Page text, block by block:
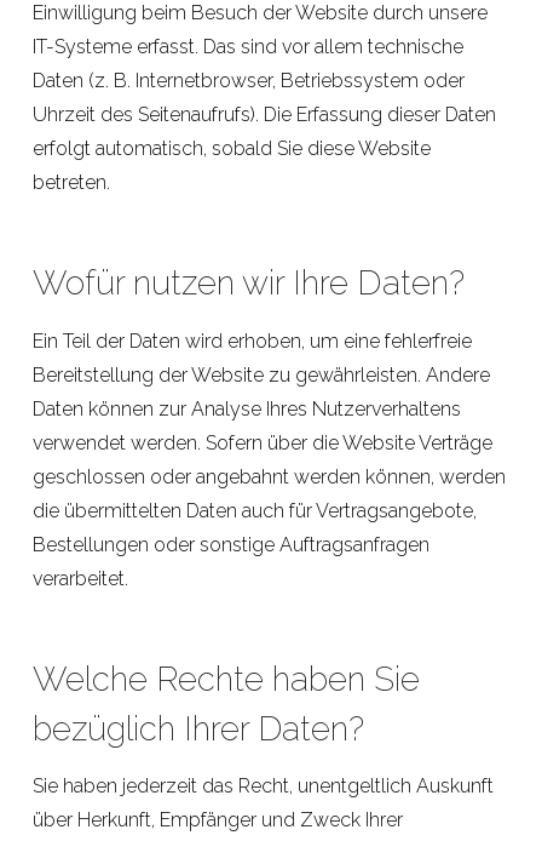
Einwilligung beim Besuch der Website durch unsere
IT-Systeme erfasst. Das sind vor allem technische
Daten (z. B. Internetbrowser, Betriebssystem oder
Uhrzeit des Seitenaufrufs). Die Erfassung dieser Daten
erfolgt automatisch, sobald Sie diese Website
betreten.
Wofür nutzen wir Ihre Daten?
Ein Teil der Daten wird erhoben, um eine fehlerfreie
Bereitstellung der Website zu gewährleisten. Andere
Daten können zur Analyse Ihres Nutzerverhaltens
verwendet werden. Sofern über die Website Verträge
geschlossen oder angebahnt werden können, werden
die übermittelten Daten auch für Vertragsangebote,
Bestellungen oder sonstige Auftragsanfragen
verarbeitet.
Welche Rechte haben Sie
bezüglich Ihrer Daten?
Sie haben jederzeit das Recht, unentgeltlich Auskunft
über Herkunft, Empfänger und Zweck Ihrer